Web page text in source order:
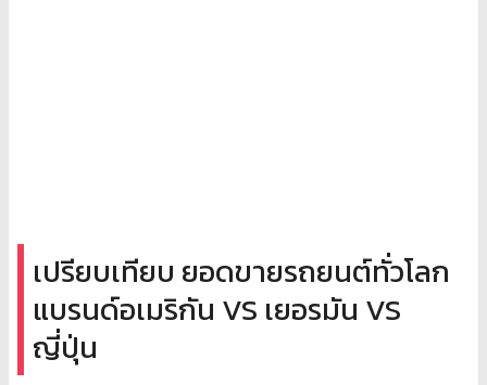
เปรียบเทียบ ยอดขายรถยนต์ทั่วโลก
แบรนด์อเมริกัน VS เยอรมัน VS
ญี่ปุ่น